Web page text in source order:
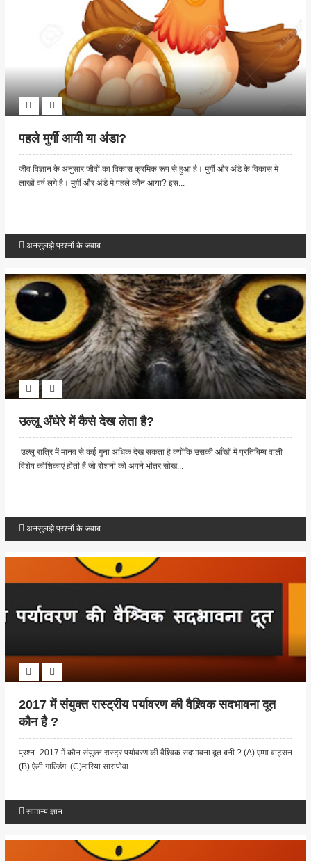
पहले मुर्गी आयी या अंडा?
जीव विज्ञान के अनुसार जीवों का विकास क्रमिक रूप से हुआ है। मुर्गी और अंडे के विकास मे
लाखों वर्ष लगे है। मुर्ग़ी और अंडे मे पहले कौन आया? इस...
अनसुलझे प्रश्नों के जवाब
उल्लू अँधेरे में कैसे देख लेता है?
उल्लू रात्रि में मानव से कई गुना अधिक देख सकता है क्योंकि उसकी आँखों में प्रतिबिम्ब वाली
विशेष कोशिकाएं होती हैं जो रोशनी को अपने भीतर सोख...
अनसुलझे प्रश्नों के जवाब
2017 में संयुक्त रास्ट्रीय पर्यावरण की वैश्र्विक सदभावना दूत
कौन है ?
प्रश्न- 2017 में कौन संयुक्त रास्ट्र पर्यावरण की वैश्र्विक सदभावना दूत बनी ? (A) एम्मा वाट्सन
(B) ऐली गाल्डिंग (C)मारिया सारापोवा ...
सामान्य ज्ञान